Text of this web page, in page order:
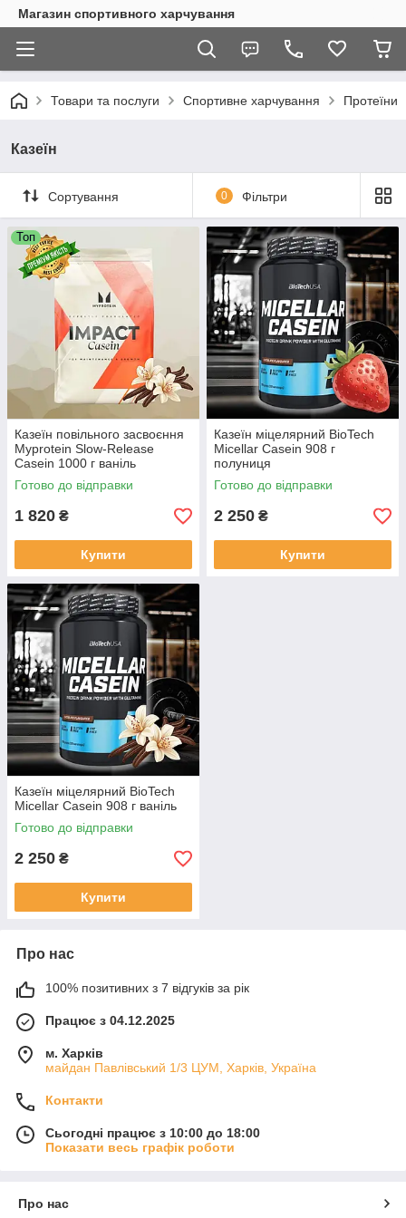
Магазин спортивного харчування
Товари та послуги Спортивне харчування Протеїни
Казеїн
Сортування 0 Фільтри
Топ
Казеїн повільного засвоєння
Myprotein Slow-Release
Casein 1000 г ваніль
Готово до відправки
1 820 ₴
Купити
Казеїн міцелярний BioTech
Micellar Casein 908 г
полуниця
Готово до відправки
2 250 ₴
Купити
Казеїн міцелярний BioTech
Micellar Casein 908 г ваніль
Готово до відправки
2 250 ₴
Купити
Про нас
100% позитивних з 7 відгуків за рік
Працює з 04.12.2025
м. Харків
майдан Павлівський 1/3 ЦУМ, Харків, Україна
Контакти
Сьогодні працює з 10:00 до 18:00
Показати весь графік роботи
Про нас